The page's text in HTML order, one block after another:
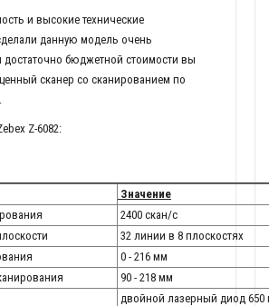
и высокие технические
данную модель очень
бюджетной стоимости вы
сканер со сканированием по
Z-6082:
Значение
2400 скан/с
32 линии в 8 плоскостях
0 - 216 мм
90 - 218 мм
двойной лазерный диод